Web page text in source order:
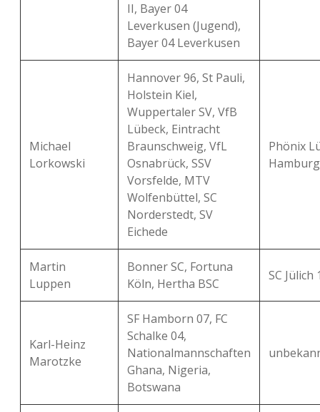
II, Bayer 04
Leverkusen (Jugend),
Bayer 04 Leverkusen
Michael
Lorkowski
Hannover 96, St Pauli,
Holstein Kiel,
Wuppertaler SV, VfB
Lübeck, Eintracht
Braunschweig, VfL
Osnabrück, SSV
Vorsfelde, MTV
Wolfenbüttel, SC
Norderstedt, SV
Eichede
Phönix
Hamburg
Martin
Luppen
Bonner SC, Fortuna
Köln, Hertha BSC
SC Jülich
Karl-Heinz
Marotzke
SF Hamborn 07, FC
Schalke 04,
Nationalmannschaften
Ghana, Nigeria,
Botswana